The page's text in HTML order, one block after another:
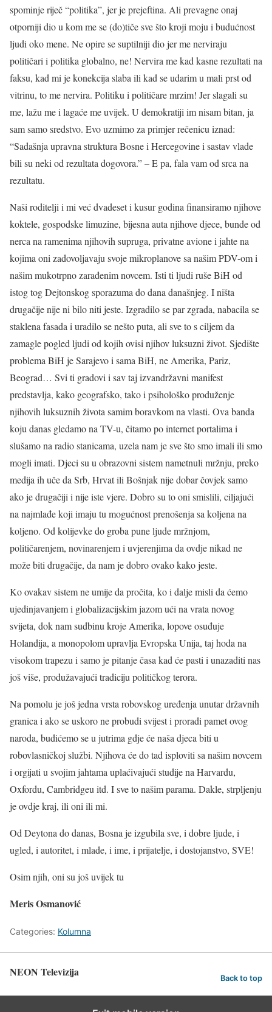
spominje riječ “politika”, jer je prejeftina. Ali prevagne onaj
otporniji dio u kom me se (do)tiče sve što kroji moju i budućnost
ljudi oko mene. Ne opire se suptilniji dio jer me nerviraju
političari i politika globalno, ne! Nervira me kad kasne rezultati na
faksu, kad mi je konekcija slaba ili kad se udarim u mali prst od
vitrinu, to me nervira. Politiku i političare mrzim! Jer slagali su
me, lažu me i lagaće me uvijek. U demokratiji im nisam bitan, ja
sam samo sredstvo. Evo uzmimo za primjer rečenicu iznad:
“Sadašnja upravna struktura Bosne i Hercegovine i sastav vlade
bili su neki od rezultata dogovora.” – E pa, fala vam od srca na
rezultatu.
Naši roditelji i mi već dvadeset i kusur godina finansiramo njihove
koktele, gospodske limuzine, bijesna auta njihove djece, bunde od
nerca na ramenima njihovih supruga, privatne avione i jahte na
kojima oni zadovoljavaju svoje mikroplanove sa našim PDV-om i
našim mukotrpno zarađenim novcem. Isti ti ljudi ruše BiH od
istog tog Dejtonskog sporazuma do dana današnjeg. I ništa
drugačije nije ni bilo niti jeste. Izgradilo se par zgrada, nabacila se
staklena fasada i uradilo se nešto puta, ali sve to s ciljem da
zamagle pogled ljudi od kojih ovisi njihov luksuzni život. Sjedište
problema BiH je Sarajevo i sama BiH, ne Amerika, Pariz,
Beograd… Svi ti gradovi i sav taj izvandržavni manifest
predstavlja, kako geografsko, tako i psihološko produženje
njihovih luksuznih života samim boravkom na vlasti. Ova banda
koju danas gledamo na TV-u, čitamo po internet portalima i
slušamo na radio stanicama, uzela nam je sve što smo imali ili smo
mogli imati. Djeci su u obrazovni sistem nametnuli mržnju, preko
medija ih uče da Srb, Hrvat ili Bošnjak nije dobar čovjek samo
ako je drugačiji i nije iste vjere. Dobro su to oni smislili, ciljajući
na najmlađe koji imaju tu mogućnost prenošenja sa koljena na
koljeno. Od kolijevke do groba pune ljude mržnjom,
političarenjem, novinarenjem i uvjerenjima da ovdje nikad ne
može biti drugačije, da nam je dobro ovako kako jeste.
Ko ovakav sistem ne umije da pročita, ko i dalje misli da ćemo
ujedinjavanjem i globalizacijskim jazom ući na vrata novog
svijeta, dok nam sudbinu kroje Amerika, lopove osuđuje
Holandija, a monopolom upravlja Evropska Unija, taj hoda na
visokom trapezu i samo je pitanje časa kad će pasti i unazaditi nas
još više, produžavajući tradiciju političkog terora.
Na pomolu je još jedna vrsta robovskog uređenja unutar državnih
granica i ako se uskoro ne probudi svijest i proradi pamet ovog
naroda, budićemo se u jutrima gdje će naša djeca biti u
robovlasničkoj službi. Njihova će do tad isploviti sa našim novcem
i orgijati u svojim jahtama uplaćivajući studije na Harvardu,
Oxfordu, Cambridgeu itd. I sve to našim parama. Dakle, strpljenju
je ovdje kraj, ili oni ili mi.
Od Deytona do danas, Bosna je izgubila sve, i dobre ljude, i
ugled, i autoritet, i mlade, i ime, i prijatelje, i dostojanstvo, SVE!
Osim njih, oni su još uvijek tu
Meris Osmanović
Categories: Kolumna
NEON Televizija Back to top